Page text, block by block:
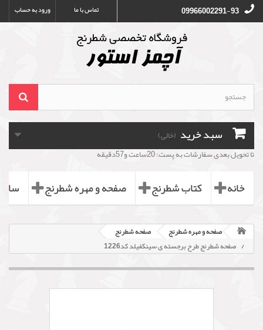
ورود به حساب تماس با ما 09966002291-93
سبد خرید (خالی)
تا تحویل بعدی سفارشات به پست: 20ساعت و57دقیقه
خانه کتاب شطرنج صفحه و مهره شطرنج
صفحه و مهره شطرنج
صفحه شطرنج
صفحه شطرنج طرح برجسته ی سینکفیلد کد1226